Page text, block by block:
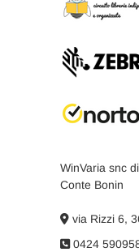
WinVaria snc
Conte Bonin
via Rizzi 6,
0424